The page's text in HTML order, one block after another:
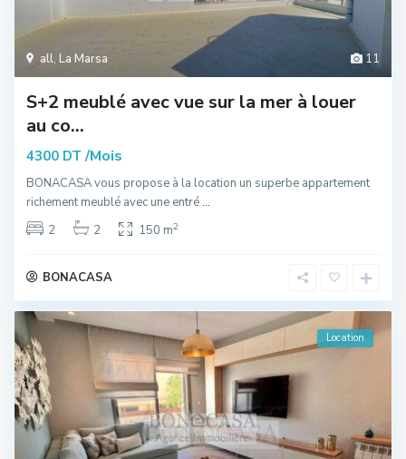
11
all, La Marsa
S+2 meublé avec vue sur la mer à louer
au co...
4300 DT /Mois
BONACASA vous propose à la location un superbe appartement
richement meublé avec une entré...
2
2 150 m2
BONACASA
Location